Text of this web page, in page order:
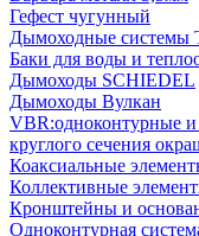
Гефест чугунный
Дымоходные системы
Баки для воды и
Дымоходы SCHIEDEL
Дымоходы Вулкан
VBR:одноконтурные
круглого сечения
Коаксиальные
Коллективные
Кронштейны и
Одноконтурная